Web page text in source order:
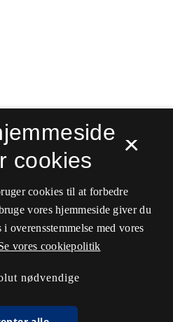
for sprog- og
×
cookies
cookies til at forbedre
vores hjemmeside giver du
overensstemmelse med vores
vores cookiepolitik
nødvendige